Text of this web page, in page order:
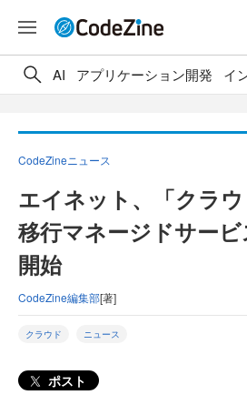
AI アプリケーション開発 イ
CodeZineニュース
エイネット、「クラウ
移行マネージドサー
開始
CodeZine編集部[著]
クラウド ニュース
ポスト